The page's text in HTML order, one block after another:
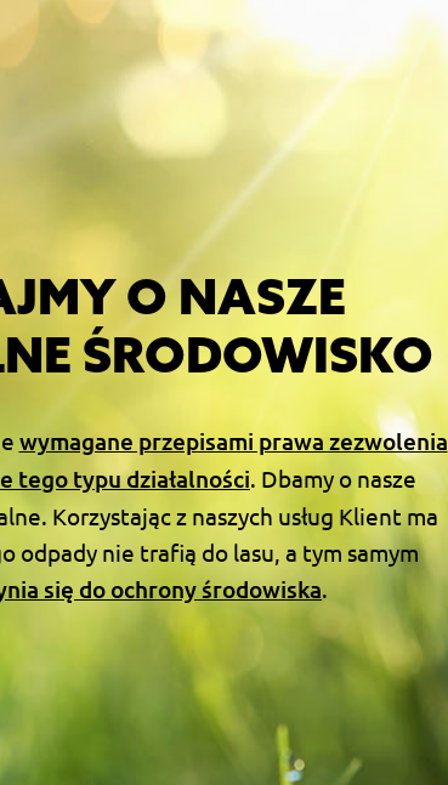
O NASZE
ŚRODOWISKO
wymagane przepisami prawa zezwolenia
tego typu działalności. Dbamy o nasze
Korzystając z naszych usług Klient ma
odpady nie trafią do lasu, a tym samym
się do ochrony środowiska.